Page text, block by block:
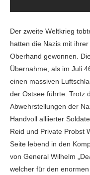
Der zweite Weltkrieg
hatten die Nazis mit
Oberhand gewonnen.
Übernahme, als im Juli
einen massiven
der Ostsee führte. Trotz
Abwehrstellungen der
Handvoll alliierter
Reid und Private Probst
Seite lebend in den
von General Wilhelm
welcher für den